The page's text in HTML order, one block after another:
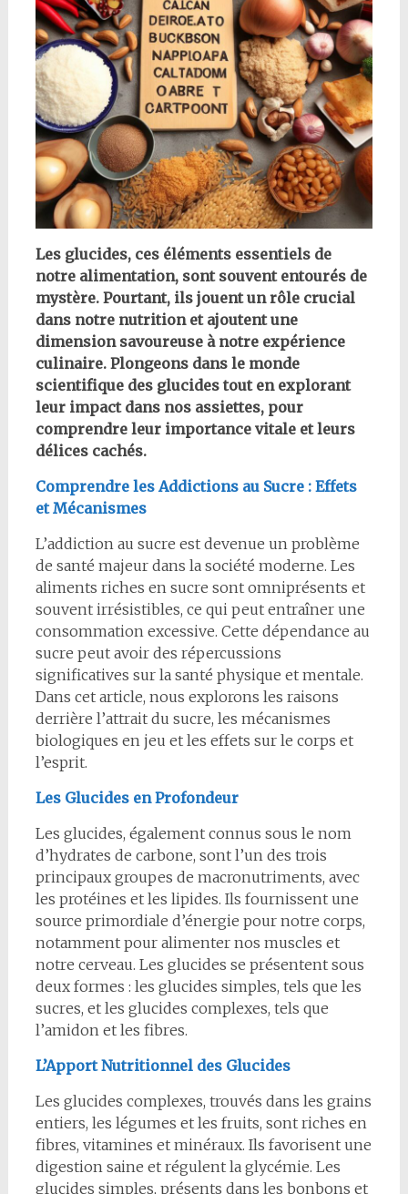
Les glucides, ces éléments essentiels de
notre alimentation, sont souvent entourés de
mystère. Pourtant, ils jouent un rôle crucial
dans notre nutrition et ajoutent une
dimension savoureuse à notre expérience
culinaire. Plongeons dans le monde
scientifique des glucides tout en explorant
leur impact dans nos assiettes, pour
comprendre leur importance vitale et leurs
délices cachés.
Comprendre les Addictions au Sucre : Effets
et Mécanismes
L’addiction au sucre est devenue un problème
de santé majeur dans la société moderne. Les
aliments riches en sucre sont omniprésents et
souvent irrésistibles, ce qui peut entraîner une
consommation excessive. Cette dépendance au
sucre peut avoir des répercussions
significatives sur la santé physique et mentale.
Dans cet article, nous explorons les raisons
derrière l’attrait du sucre, les mécanismes
biologiques en jeu et les effets sur le corps et
l’esprit.
Les Glucides en Profondeur
Les glucides, également connus sous le nom
d’hydrates de carbone, sont l’un des trois
principaux groupes de macronutriments, avec
les protéines et les lipides. Ils fournissent une
source primordiale d’énergie pour notre corps,
notamment pour alimenter nos muscles et
notre cerveau. Les glucides se présentent sous
deux formes : les glucides simples, tels que les
sucres, et les glucides complexes, tels que
l’amidon et les fibres.
L’Apport Nutritionnel des Glucides
Les glucides complexes, trouvés dans les grains
entiers, les légumes et les fruits, sont riches en
fibres, vitamines et minéraux. Ils favorisent une
digestion saine et régulent la glycémie. Les
glucides simples, présents dans les bonbons et